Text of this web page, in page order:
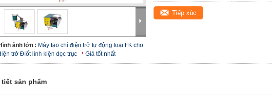
ảnh lớn : Máy tạo chì điện trở tự động loại FK cho
trở Điốt linh kiện dọc trục
Giá tốt nhất
Tiếp xúc
tiết sản phẩm